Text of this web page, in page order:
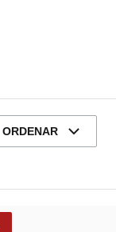
ORDENAR